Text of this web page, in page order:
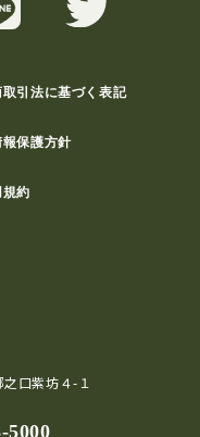
取引法に基づく表記
報保護方針
規約
口紫坊４-１
5000